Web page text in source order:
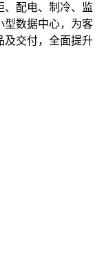
、配电、制冷、监
型数据中心，为客
及交付，全面提升